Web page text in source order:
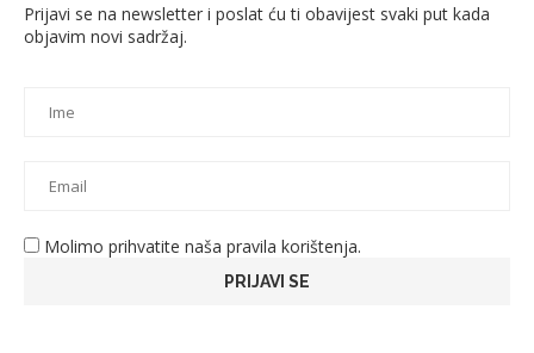
Prijavi se na newsletter i poslat ću ti obavijest svaki put kada
objavim novi sadržaj.
Molimo prihvatite naša pravila korištenja.